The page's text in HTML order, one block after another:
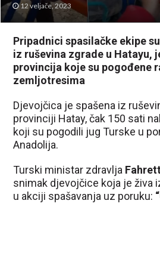
12 veljače, 2023
Pripadnici spasilačke ekipe
iz ruševina zgrade u Hatayu,
provincija koje su pogođene
zemljotresima
Djevojčica je spašena iz
provinciji Hatay, čak 150 sati
koji su pogodili jug Turske u
Anadolija.
Turski ministar zdravlja
snimak djevojčice koja je živa
u akciji spašavanja uz poruku: